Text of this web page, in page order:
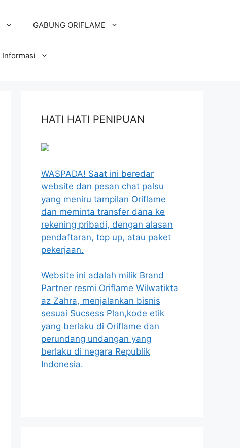
GABUNG ORIFLAME
Informasi
HATI HATI PENIPUAN
WASPADA! Saat ini beredar
website dan pesan chat palsu
yang meniru tampilan Oriflame
dan meminta transfer dana ke
rekening pribadi, dengan alasan
pendaftaran, top up, atau paket
pekerjaan.
Website ini adalah milik Brand
Partner resmi Oriflame Wilwatikta
az Zahra, menjalankan bisnis
sesuai Sucsess Plan,kode etik
yang berlaku di Oriflame dan
perundang undangan yang
berlaku di negara Republik
Indonesia.